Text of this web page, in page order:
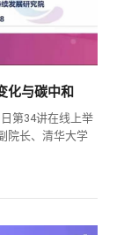
化与碳中和
第34讲在线上举
院长、清华大学